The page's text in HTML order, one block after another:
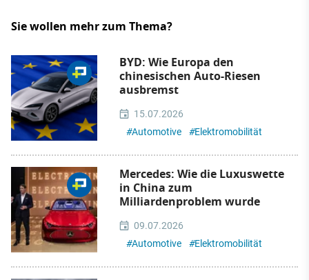
Sie wollen mehr zum Thema?
BYD: Wie Europa den
chinesischen Auto-Riesen
ausbremst
15.07.2026
#Automotive #Elektromobilität
Mercedes: Wie die Luxuswette
in China zum
Milliardenproblem wurde
09.07.2026
#Automotive #Elektromobilität